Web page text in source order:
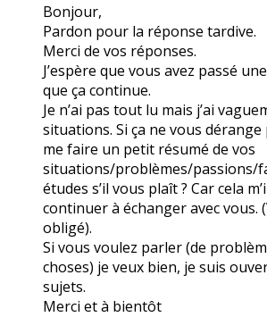
Bonjour,
Pardon pour la réponse tardive.
Merci de vos réponses.
J’espère que vous avez passé
que ça continue.
Je n’ai pas tout lu mais j’ai
situations. Si ça ne vous
me faire un petit résumé de vos
situations/problèmes/passions/
études s’il vous plaît ? Car cela
continuer à échanger avec vous.
obligé).
Si vous voulez parler (de
choses) je veux bien, je suis
sujets.
Merci et à bientôt